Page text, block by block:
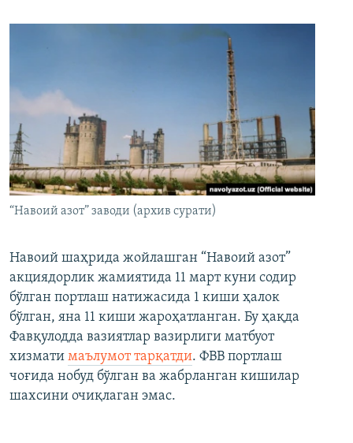
“Навоий азот” заводи (архив сурати)
Навоий шаҳрида жойлашган “Навоий азот”
акциядорлик жамиятида 11 март куни содир
бўлган портлаш натижасида 1 киши ҳалок
бўлган, яна 11 киши жароҳатланган. Бу ҳақда
Фавқулодда вазиятлар вазирлиги матбуот
хизмати маълумот тарқатди. ФВВ портлаш
чоғида нобуд бўлган ва жабрланган кишилар
шахсини очиқлаган эмас.